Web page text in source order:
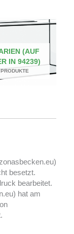
(AUF
IN 94239)
besetzt.
bearbeitet.
hat am